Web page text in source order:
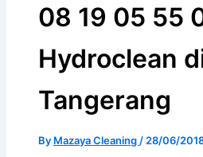
08 19 05 55
Hydroclean
Tangerang
By Mazaya Cleaning / 28/06/